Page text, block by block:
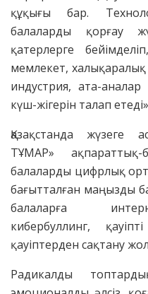
құқығы бар.
балаларды қорғау
қатерлерге
мемлекет, халықаралық
индустрия, ата-
күш-жігерін талап
Қазақстанда
ТҰМАР»
балаларды цифрлық
бағытталған маңызды
балаларға
кибербуллинг,
қауіптерден сақтану
Радикалды